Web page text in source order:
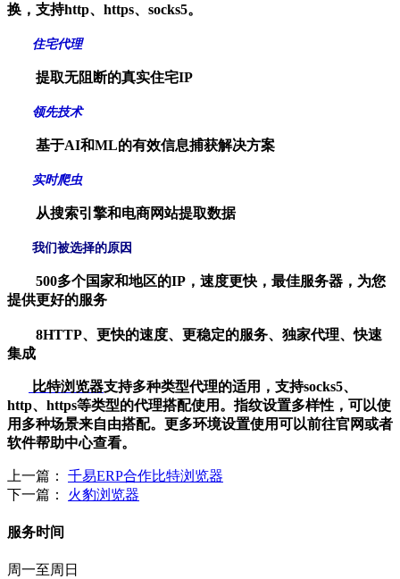
换，支持http、https、socks5。
住宅代理
提取无阻断的真实住宅IP
领先技术
基于AI和ML的有效信息捕获解决方案
实时爬虫
从搜索引擎和电商网站提取数据
我们被选择的原因
500多个国家和地区的IP，速度更快，最佳服务器，为您
提供更好的服务
8HTTP、更快的速度、更稳定的服务、独家代理、快速
集成
比特浏览器支持多种类型代理的适用，支持socks5、
http、https等类型的代理搭配使用。指纹设置多样性，可以使
用多种场景来自由搭配。更多环境设置使用可以前往官网或者
软件帮助中心查看。
上一篇： 千易ERP合作比特浏览器
下一篇： 火豹浏览器
服务时间
周一至周日